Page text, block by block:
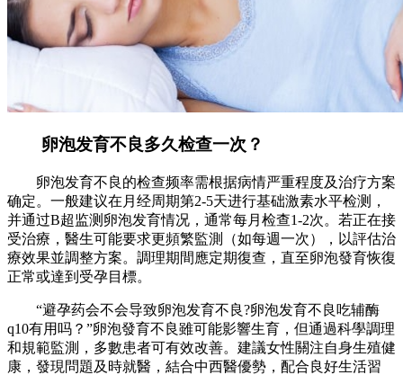
卵泡发育不良多久检查一次？
卵泡发育不良的检查频率需根据病情严重程度及治疗方案
确定。一般建议在月经周期第2-5天进行基础激素水平检测，
并通过B超监测卵泡发育情况，通常每月检查1-2次。若正在接
受治療，醫生可能要求更頻繁監測（如每週一次），以評估治
療效果並調整方案。調理期間應定期復查，直至卵泡發育恢復
正常或達到受孕目標。
“避孕药会不会导致卵泡发育不良?卵泡发育不良吃辅酶
q10有用吗？”卵泡發育不良雖可能影響生育，但通過科學調理
和規範監測，多數患者可有效改善。建議女性關注自身生殖健
康，發現問題及時就醫，結合中西醫優勢，配合良好生活習